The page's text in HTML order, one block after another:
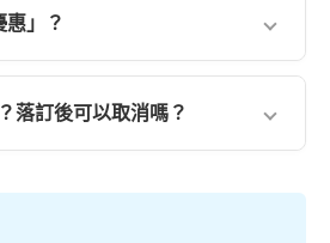
：
算貨款總額。
惠」？
你第一次落單起計的 7 個完整日
，系統會自動記錄並累積你的消費
：該張訂單
落訂後可以取消嗎？
港)。確認報價後，客人需支付全數
。